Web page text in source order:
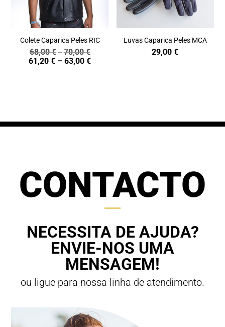
Colete Caparica Peles RIC
68,00€–70,00€Price
range:
61,20€ – 63,00€Price
Luvas Caparica Peles MCA
29,00€
CONTACTO
NECESSITA DE AJUDA?
ENVIE-NOS UMA
MENSAGEM!
ou ligue para nossa linha de atendimento.